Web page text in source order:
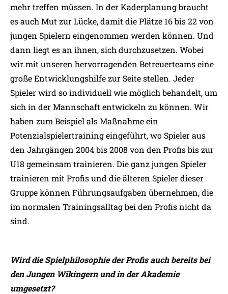
mehr treffen müssen. In der Kaderplanung braucht
es auch Mut zur Lücke, damit die Plätze 16 bis 22 von
jungen Spielern eingenommen werden können. Und
dann liegt es an ihnen, sich durchzusetzen. Wobei
wir mit unseren hervorragenden Betreuerteams eine
große Entwicklungshilfe zur Seite stellen. Jeder
Spieler wird so individuell wie möglich behandelt, um
sich in der Mannschaft entwickeln zu können. Wir
haben zum Beispiel als Maßnahme ein
Potenzialspielertraining eingeführt, wo Spieler aus
den Jahrgängen 2004 bis 2008 von den Profis bis zur
U18 gemeinsam trainieren. Die ganz jungen Spieler
trainieren mit Profis und die älteren Spieler dieser
Gruppe können Führungsaufgaben übernehmen, die
im normalen Trainingsalltag bei den Profis nicht da
sind.
Wird die Spielphilosophie der Profis auch bereits bei
den Jungen Wikingern und in der Akademie
umgesetzt?